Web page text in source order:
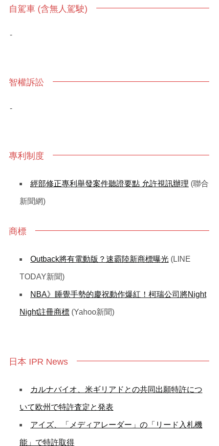
自駕車 (含無人駕駛)
-
智權訴訟
-
專利制度
經部修正專利舉發案件聽證要點 允許視訊辦理 (聯合
新聞網)
商標
Outback將有電動版？速霸陸新商標曝光 (LINE
TODAY新聞)
NBA》睡覺手勢的慶祝動作爆紅！柯瑞公司將Night
Night註冊商標 (Yahoo新聞)
日本 IPR News
カルナバイオ、米ギリアドとの共同出願特許につ
いて欧州で特許査定と発表
アイズ、「メディアレーダー」の「リード入札機
能」で特許取得